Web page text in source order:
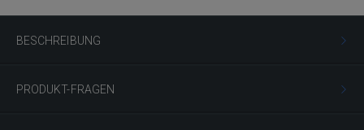
BESCHREIBUNG
PRODUKT-FRAGEN